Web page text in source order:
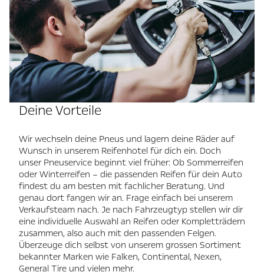
Deine Vorteile
Wir wechseln deine Pneus und lagern deine Räder auf
Wunsch in unserem Reifenhotel für dich ein. Doch
unser Pneuservice beginnt viel früher: Ob Sommerreifen
oder Winterreifen – die passenden Reifen für dein Auto
findest du am besten mit fachlicher Beratung. Und
genau dort fangen wir an. Frage einfach bei unserem
Verkaufsteam nach. Je nach Fahrzeugtyp stellen wir dir
eine individuelle Auswahl an Reifen oder Kompletträdern
zusammen, also auch mit den passenden Felgen.
Überzeuge dich selbst von unserem grossen Sortiment
bekannter Marken wie Falken, Continental, Nexen,
General Tire und vielen mehr.